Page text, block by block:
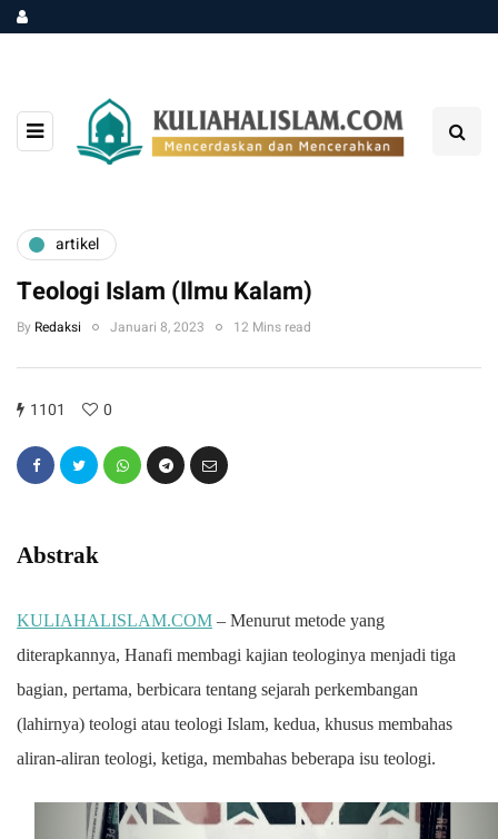
artikel
Teologi Islam (Ilmu Kalam)
By Redaksi Januari 8, 2023 12 Mins read
1101 0
Abstrak
KULIAHALISLAM.COM – Menurut metode yang
diterapkannya, Hanafi membagi kajian teologinya menjadi tiga
bagian, pertama, berbicara tentang sejarah perkembangan
(lahirnya) teologi atau teologi Islam, kedua, khusus membahas
aliran-aliran teologi, ketiga, membahas beberapa isu teologi.